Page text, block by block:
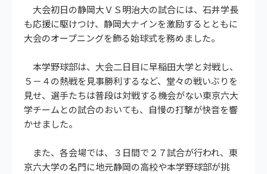
大会初日の静岡大ＶＳ明治大の試合には、石井学長
も応援に駆けつけ、静岡大ナインを激励するとともに
大会のオープニングを飾る始球式を務めました。
本学野球部は、大会二日目に早稲田大学と対戦し、
５－４の熱戦を見事勝利するなど、堂々の戦いぶりを
見せ、選手たちは普段は対戦する機会がない東京六大
学チームとの試合のおいても、自慢の打撃が快音を響
かせました。
また、各会場では、３日間で２７試合が行われ、東
京六大学の名門に地元静岡の高校や本学野球部が挑